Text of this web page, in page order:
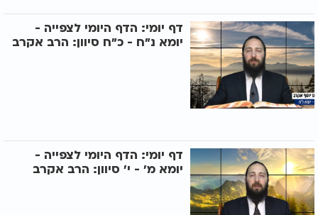
דף יומי: הדף היומי לצפייה -
יומא נ"ח - כ"ח סיוון: הרב אקרב
דף יומי: הדף היומי לצפייה -
יומא מ’ - י’ סיוון: הרב אקרב